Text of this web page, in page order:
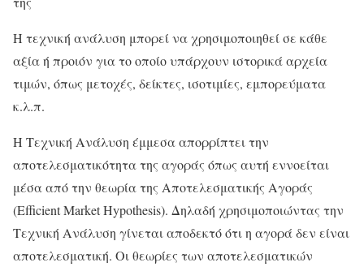
H τεχνική ανάλυση μπορεί να χρησιμοποιηθεί σε κάθε
αξία ή προιόν για το οποίο υπάρχουν ιστορικά αρχεία
τιμών, όπως μετοχές, δείκτες, ισοτιμίες, εμπορεύματα
κ.λ.π.
Η Τεχνική Ανάλυση έμμεσα απορρίπτει την
αποτελεσματικότητα της αγοράς όπως αυτή εννοείται
μέσα από την θεωρία της Αποτελεσματικής Αγοράς
(Efficient Market Hypothesis). Δηλαδή χρησιμοποιώντας την
Τεχνική Ανάλυση γίνεται αποδεκτό ότι η αγορά δεν είναι
αποτελεσματική. Οι θεωρίες των αποτελεσματικών